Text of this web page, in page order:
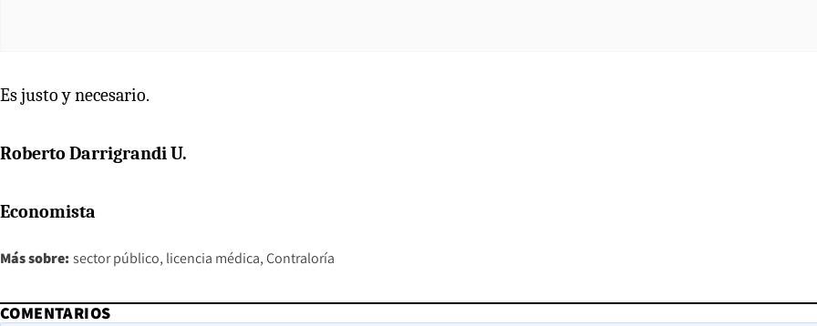
Es justo y necesario.
Roberto Darrigrandi U.
Economista
Más sobre: sector público licencia médica Contraloría
COMENTARIOS